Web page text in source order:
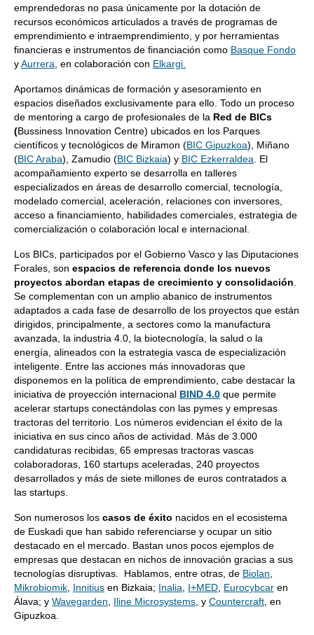
emprendedoras no pasa únicamente por la dotación de
recursos económicos articulados a través de programas de
emprendimiento e intraemprendimiento, y por herramientas
financieras e instrumentos de financiación como Basque Fondo
yAurrera , en colaboración con Elkargi.
Aportamos dinámicas de formación y asesoramiento en
espacios diseñados exclusivamente para ello. Todo un proceso
de mentoring a cargo de profesionales de la Red de BICs
(Bussiness Innovation Centre) ubicados en los Parques
científicos y tecnológicos de Miramon (BIC Gipuzkoa), Miñano
(BIC Araba), Zamudio (BIC Bizkaia) y BIC Ezkerraldea . El
acompañamiento experto se desarrolla en talleres
especializados en áreas de desarrollo comercial, tecnología,
modelado comercial, aceleración, relaciones con inversores,
acceso a financiamiento, habilidades comerciales, estrategia de
comercialización o colaboración local e internacional.
Los BICs, participados por el Gobierno Vasco y las Diputaciones
Forales, son espacios de referencia donde los nuevos
proyectos abordan etapas de crecimiento y consolidación
Se complementan con un amplio abanico de instrumentos
adaptados a cada fase de desarrollo de los proyectos que están
dirigidos, principalmente, a sectores como la manufactura
avanzada, la industria 4.0, la biotecnología, la salud o la
energía, alineados con la estrategia vasca de especialización
inteligente. Entre las acciones más innovadoras que
disponemos en la política de emprendimiento, cabe destacar la
iniciativa de proyección internacional BIND 4.0 que permite
acelerar startups conectándolas con las pymes y empresas
tractoras del territorio. Los números evidencian el éxito de la
iniciativa en sus cinco años de actividad. Más de 3.000
candidaturas recibidas, 65 empresas tractoras vascas
colaboradoras, 160 startups aceleradas, 240 proyectos
desarrollados y más de siete millones de euros contratados a
las startups.
Son numerosos los casos de éxito nacidos en el ecosistema
de Euskadi que han sabido referenciarse y ocupar un sitio
destacado en el mercado. Bastan unos pocos ejemplos de
empresas que destacan en nichos de innovación gracias a sus
tecnologías disruptivas. Hablamos, entre otras, de Biolan
Mikrobiomik Innitius en Bizkaia; Inalia I+MED Eurocybcar en
Álava; y Wavegarden Iline Microsystems , y Countercraft , en
Gipuzkoa.